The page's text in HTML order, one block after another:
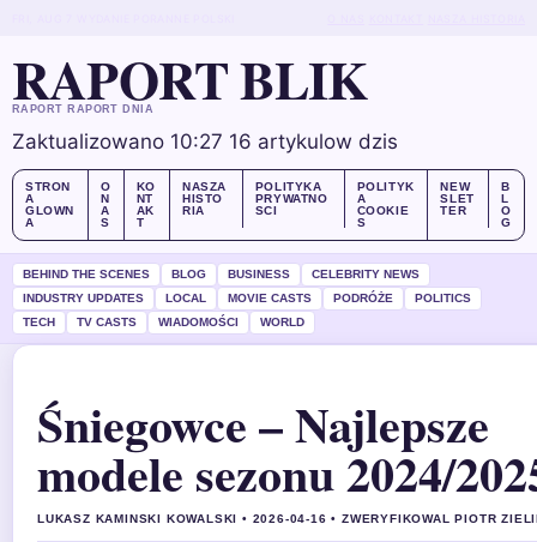
RAPORT BLIK
RAPORT RAPORT DNIA
Zaktualizowano 10:27 16 artykulow dzis
STRON
A
GLOWN
A
O
N
A
S
KO
NT
AK
T
NASZA
HISTO
RIA
POLITYKA
PRYWATNO
SCI
POLITYK
A
COOKIE
S
NEW
SLET
TER
B
L
O
G
BEHIND THE SCENES BLOG BUSINESS
CELEBRITY NEWS
INDUSTRY UPDATES
LOCAL MOVIE CASTS PODRÓŻE
POLITICS
TECH
TV CASTS WIADOMOŚCI WORLD
Śniegowce – Najlepsze
modele sezonu 2024/
LUKASZ KAMINSKI KOWALSKI • 2026-04-16 • ZWERYFIKOWAL PIOTR